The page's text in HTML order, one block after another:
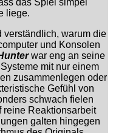
liege.
verständlich, warum die
und Konsolen
war eng an seine
mit nur einem
zusammenlegen oder
Gefühl von
schwach fielen
reine Reaktionsarbeit
galten hingegen